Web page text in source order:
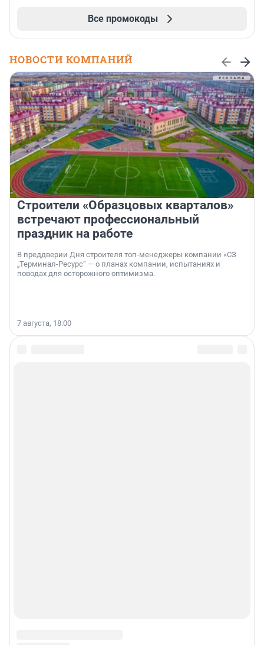
Все промокоды
НОВОСТИ КОМПАНИЙ
Строители «Образцовых кварталов»
встречают профессиональный
праздник на работе
В преддверии Дня строителя топ-менеджеры компании «СЗ
„Терминал-Ресурс“ — о планах компании, испытаниях и
поводах для осторожного оптимизма.
7 августа, 18:00